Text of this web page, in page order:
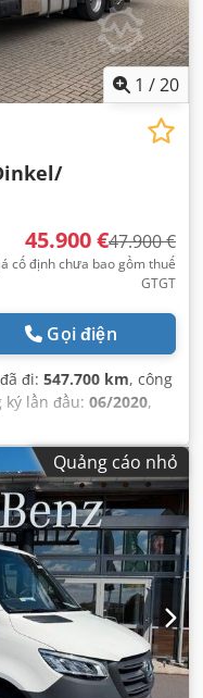
1 /20
45.900 €47.900 €
cố định chưa bao gồm thuế
GTGT
Gọi điện
đi: 547.700 km, công
ký lần đầu: 06/2020,
cộng:
tốc, màu sắc:vàng,
, hạng mục khí thải:
7.250 mm, chiều
cao khoang chứa
muội than, bộ sưởi
thang nâng đuôi xe,
Quảng cáo nhỏ